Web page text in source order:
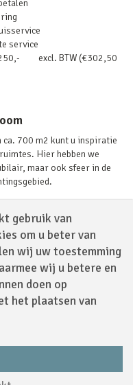
gebruik van
om u beter van
wij uw toestemming
wij u betere en
doen op
het plaatsen van
service
250,- excl. BTW (€302,50
ca. 700 m2 kunt u inspiratie
Hier hebben we
maar ook sfeer in de